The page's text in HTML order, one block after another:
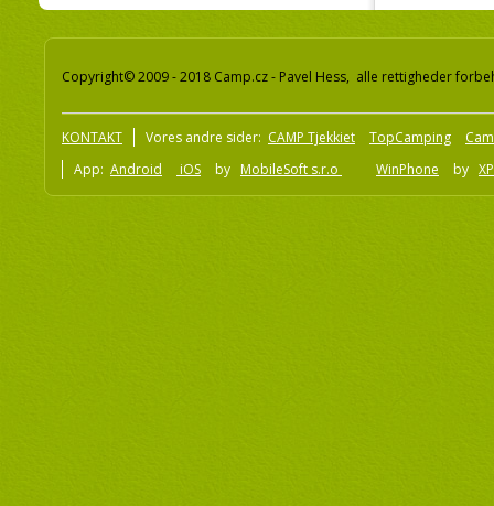
Copyright© 2009 - 2018 Camp.cz - Pavel Hess, alle rettigheder
KONTAKT Vores andre sider: CAMP Tjekkiet TopCamping
App: Android iOS by MobileSoft s.r.o WinPhone by